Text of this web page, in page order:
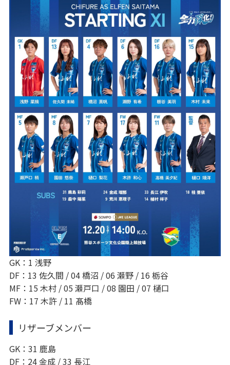
GK：1 浅野
DF：13 佐久間 / 04 橋沼 / 06 瀬野 / 16 栃谷
MF：15 木村 / 05 瀬戸口 / 08 園田 / 07 樋口
FW：17 木許 / 11 髙橋
リザーブメンバー
GK：31 鹿島
DF：24 金成 / 33 長江